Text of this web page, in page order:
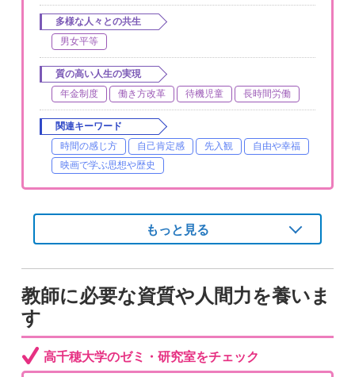
多様な人々との共生
男女平等
質の高い人生の実現
年金制度
働き方改革 待機児童 長時間労働
関連キーワード
時間の感じ方
自己肯定感 先入観
自由や幸福
映画で学ぶ思想や歴史
もっと見る
教師に必要な資質や人間力を養いま
す
高千穂大学のゼミ・研究室をチェック